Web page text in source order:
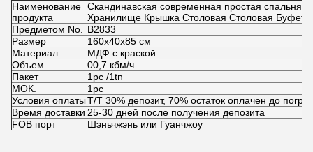
Наименование
продукта
Скандинавская современная простая спальня
Хранилище Крышка Столовая Столовая Буфет
Предметом No.
В2833
Размер
160х40х85 см
Материал
МДФ с краской
Объем
00,7 кбм/ч.
Пакет
1pc /1tn
МОК.
1pc
Условия оплатыТ/Т 30% депозит, 70% остаток оплачен до
Время доставки 25-30 дней после получения депозита
FOB порт
Шэньчжэнь или Гуанчжоу